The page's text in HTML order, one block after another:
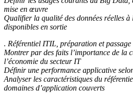
mise en œuvre
Qualifier la qualité des données réelles à
disponibles en sortie
. Référentiel ITIL, préparation et
Montrer par des faits l’importance de la
l’économie du secteur IT
Définir une performance applicative
Analyser les caractéristiques du
domaines d’application couverts